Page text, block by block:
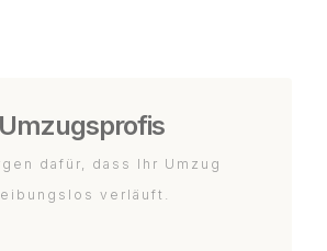
Umzugsprofis
dafür, dass Ihr Umzug
verläuft.